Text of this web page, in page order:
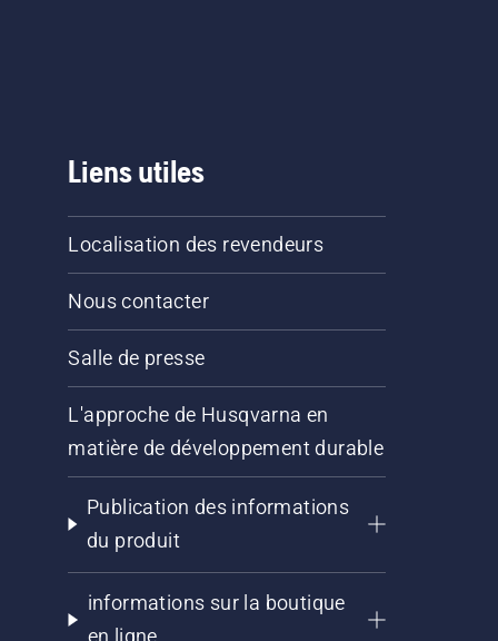
Liens utiles
Localisation des revendeurs
Nous contacter
Salle de presse
L'approche de Husqvarna en
matière de développement durable
Publication des informations
du produit
informations sur la boutique
en ligne